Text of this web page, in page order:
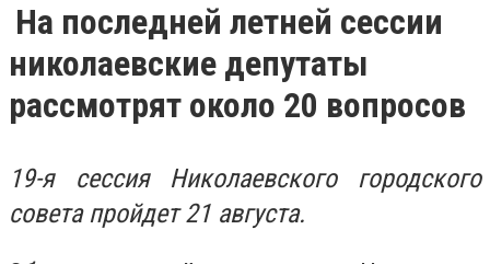
На последней летней сессии
николаевские депутаты
рассмотрят около 20 вопросов
19-я сессия Николаевского городского
совета пройдет 21 августа.